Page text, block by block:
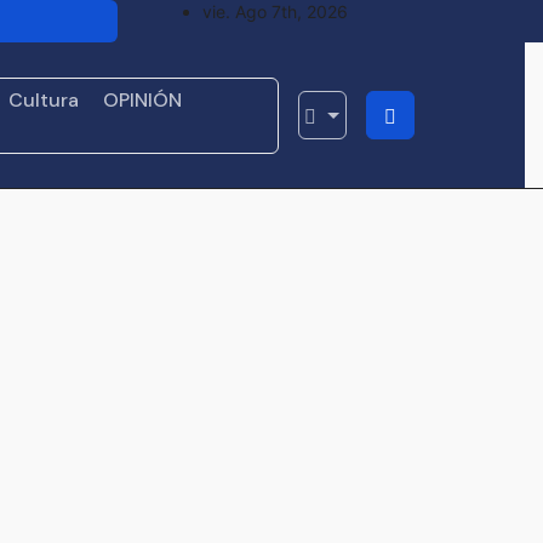
vie. Ago 7th, 2026
Cultura
OPINIÓN